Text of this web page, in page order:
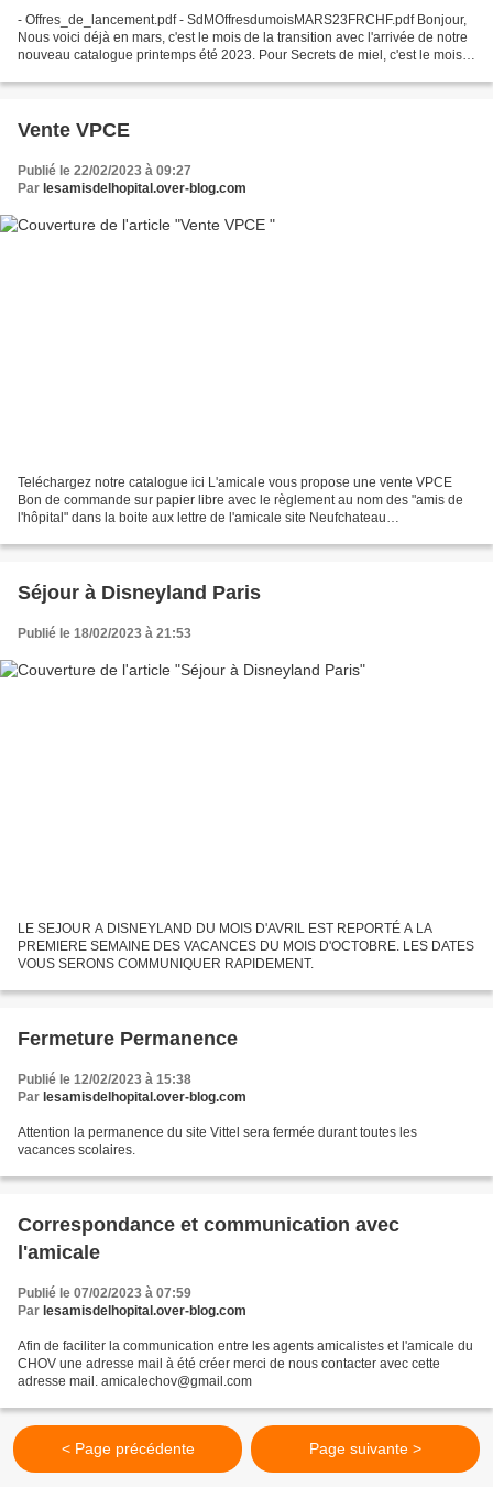
- Offres_de_lancement.pdf - SdMOffresdumoisMARS23FRCHF.pdf Bonjour,
Nous voici déjà en mars, c'est le mois de la transition avec l'arrivée de notre
nouveau catalogue printemps été 2023. Pour Secrets de miel, c'est le mois
Vente VPCE
Publié le 22/02/2023 à 09:27
Par lesamisdelhopital.over-blog.com
Teléchargez notre catalogue ici L'amicale vous propose une vente VPCE
Bon de commande sur papier libre avec le règlement au nom des "amis de
l'hôpital" dans la boite aux lettre de l'amicale site Neufchateau
Séjour à Disneyland Paris
Publié le 18/02/2023 à 21:53
LE SEJOUR A DISNEYLAND DU MOIS D'AVRIL EST REPORTÉ A LA
PREMIERE SEMAINE DES VACANCES DU MOIS D'OCTOBRE. LES DATES
VOUS SERONS COMMUNIQUER RAPIDEMENT.
Fermeture Permanence
Publié le 12/02/2023 à 15:38
Par lesamisdelhopital.over-blog.com
Attention la permanence du site Vittel sera fermée durant toutes les
vacances scolaires.
Correspondance et communication avec
l'amicale
Publié le 07/02/2023 à 07:59
Par lesamisdelhopital.over-blog.com
Afin de faciliter la communication entre les agents amicalistes et l'amicale du
CHOV une adresse mail à été créer merci de nous contacter avec cette
adresse mail. amicalechov@gmail.com
< Page précédente Page suivante >